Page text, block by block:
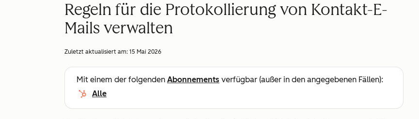
Regeln für die Protokollierung von Kontakt-E-
Mails verwalten
Zuletzt aktualisiert am: 15 Mai 2026
Mit einem der folgenden Abonnements verfügbar (außer in den angegebenen Fällen):
Alle